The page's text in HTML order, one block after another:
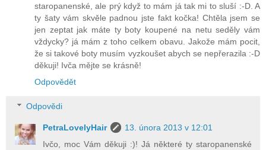
staropanenské, ale prý když to mám já tak mi to sluší :-D. A
ty šaty vám skvěle padnou jste fakt kočka! Chtěla jsem se
jen zeptat jak máte ty boty koupené na netu seděly vám
vždycky? já mám z toho celkem obavu. Jakože mám pocit,
že si takové boty musím vyzkoušet abych se nepřerazila :-D
děkuji! Ivča mějte se krásně!
Odpovědět
Odpovědi
PetraLovelyHair
13. února 2013 v 12:01
Ivčo, moc Vám děkuji :)! Já některé ty staropanenské